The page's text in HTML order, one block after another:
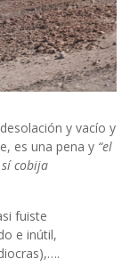
y vacío y
es una pena y “el
cobija
fuiste
e inútil,